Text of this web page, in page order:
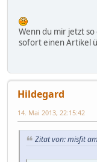
Wenn du mir jetzt
sofort einen Artikel
Hildegard
14. Mai 2013, 22:15:42
Zitat von: misfit